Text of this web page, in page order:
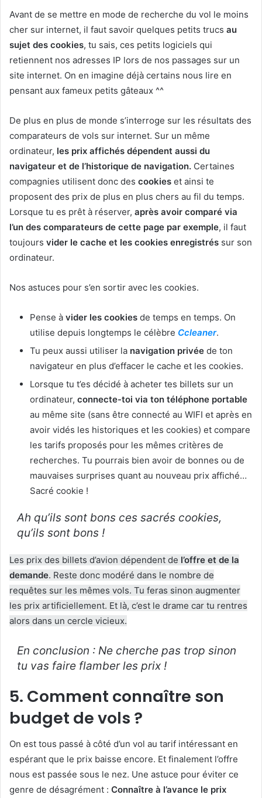
Avant de se mettre en mode de recherche du vol le moins
cher sur internet, il faut savoir quelques petits trucs au
sujet des cookies, tu sais, ces petits logiciels qui
retiennent nos adresses IP lors de nos passages sur un
site internet. On en imagine déjà certains nous lire en
pensant aux fameux petits gâteaux ^^
De plus en plus de monde s’interroge sur les résultats des
comparateurs de vols sur internet. Sur un même
ordinateur, les prix affichés dépendent aussi du
navigateur et de l’historique de navigation. Certaines
compagnies utilisent donc des cookies et ainsi te
proposent des prix de plus en plus chers au fil du temps.
Lorsque tu es prêt à réserver, après avoir comparé via
l’un des comparateurs de cette page par exemple, il faut
toujours vider le cache et les cookies enregistrés sur son
ordinateur.
Nos astuces pour s’en sortir avec les cookies.
Pense à vider les cookies de temps en temps. On
utilise depuis longtemps le célèbre Ccleaner.
Tu peux aussi utiliser la navigation privée de ton
navigateur en plus d’effacer le cache et les cookies.
Lorsque tu t’es décidé à acheter tes billets sur un
ordinateur, connecte-toi via ton téléphone portable
au même site (sans être connecté au WIFI et après en
avoir vidés les historiques et les cookies) et compare
les tarifs proposés pour les mêmes critères de
recherches. Tu pourrais bien avoir de bonnes ou de
mauvaises surprises quant au nouveau prix affiché…
Sacré cookie !
Ah qu’ils sont bons ces sacrés cookies,
qu’ils sont bons !
Les prix des billets d’avion dépendent de l’offre et de la
demande. Reste donc modéré dans le nombre de
requêtes sur les mêmes vols. Tu feras sinon augmenter
les prix artificiellement. Et là, c’est le drame car tu rentres
alors dans un cercle vicieux.
En conclusion : Ne cherche pas trop sinon
tu vas faire flamber les prix !
5. Comment connaître son
budget de vols ?
On est tous passé à côté d’un vol au tarif intéressant en
espérant que le prix baisse encore. Et finalement l’offre
nous est passée sous le nez. Une astuce pour éviter ce
genre de désagrément : Connaître à l’avance le prix